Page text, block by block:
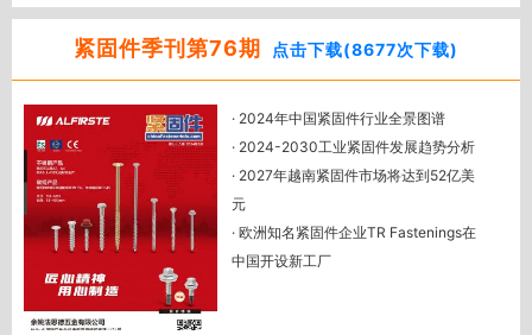
制造的基石
· 颖兴：26 年专注于冷塑性加工整体解
对活动成功举办
· 中越紧固件与汽车产业链配对会圆满
成功！火爆现场直击！
· GB/T90.1-2023《紧固件 验收检查》
解读
紧固件季刊第76期 点击下载(8677次下载)
· 2024年中国紧固件行业全景图谱
· 2024-2030工业紧固件发展趋势分析
· 2027年越南紧固件市场将达到52亿美
元
· 欧洲知名紧固件企业TR Fastenings在
中国开设新工厂